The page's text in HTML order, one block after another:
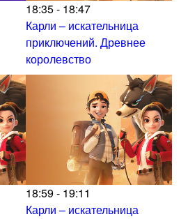
18:35 - 18:47
Карли – искательница
приключений. Древнее
королевство
18:59 - 19:11
Карли – искательница